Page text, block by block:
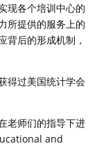
现各个培训中心的
所提供的服务上的
背后的形成机制，
得过美国统计学会
老师们的指导下进
and